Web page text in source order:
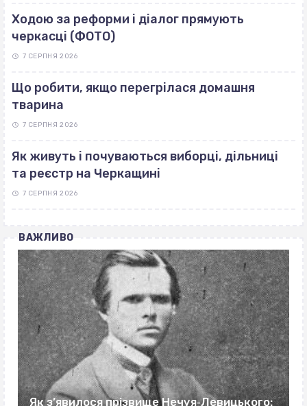
Ходою за реформи і діалог прямують
черкасці (ФОТО)
7 СЕРПНЯ 2026
Що робити, якщо перегрілася домашня
тварина
7 СЕРПНЯ 2026
Як живуть і почуваються виборці, дільниці
та реєстр на Черкащині
7 СЕРПНЯ 2026
ВАЖЛИВО
Як з’явилося прізвище Нечуя‐Левицького: